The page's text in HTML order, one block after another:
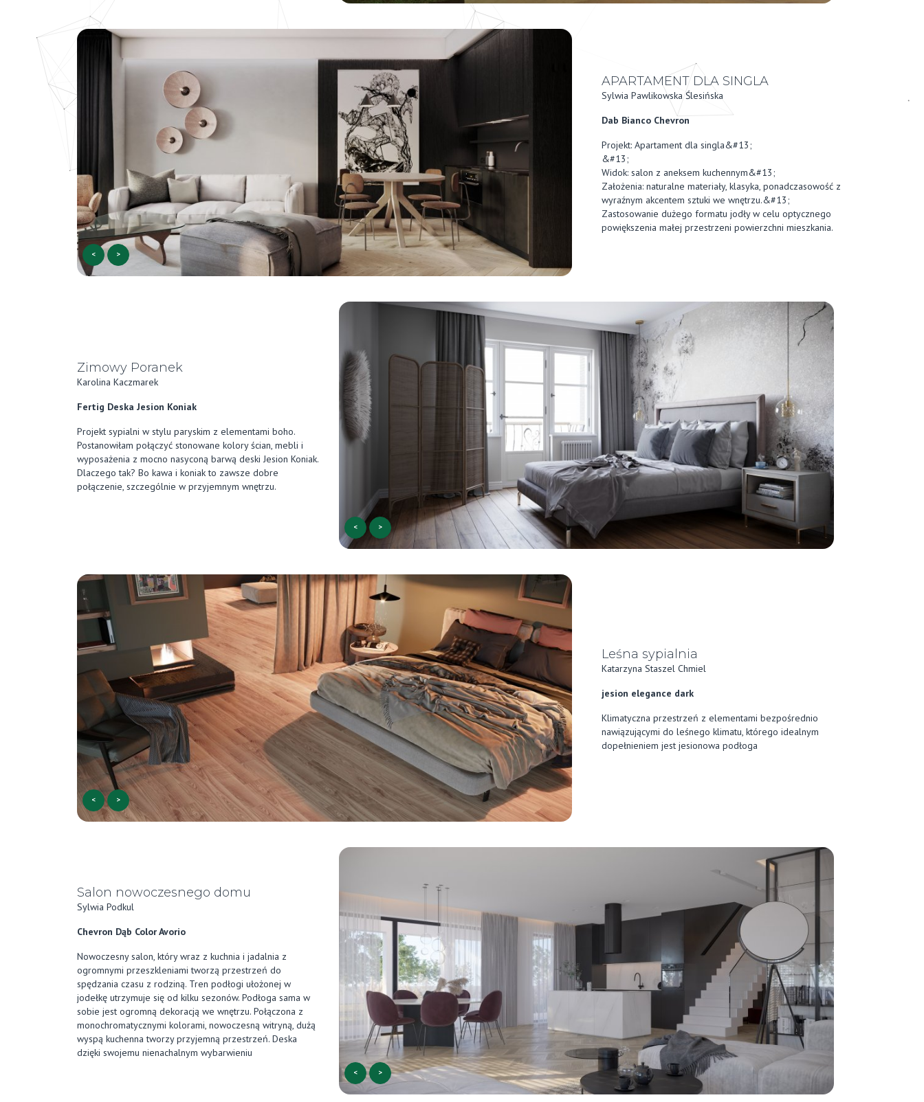
< >
APARTAMENT DLA SINGLA
Sylwia Pawlikowska Ślesińska
Dab Bianco Chevron
Projekt: Apartament dla singla&#13;
&#13;
Widok: salon z aneksem kuchennym&#13;
Założenia: naturalne materiały, klasyka, ponadczasowość z
wyraźnym akcentem sztuki we wnętrzu.&#13;
Zastosowanie dużego formatu jodły w celu optycznego
powiększenia małej przestrzeni powierzchni mieszkania.
Zimowy Poranek
Karolina Kaczmarek
Fertig Deska Jesion Koniak
Projekt sypialni w stylu paryskim z elementami boho.
Postanowiłam połączyć stonowane kolory ścian, mebli i
wyposażenia z mocno nasyconą barwą deski Jesion Koniak.
Dlaczego tak? Bo kawa i koniak to zawsze dobre
połączenie, szczególnie w przyjemnym wnętrzu.
< >
< >
Leśna sypialnia
Katarzyna Staszel Chmiel
jesion elegance dark
Klimatyczna przestrzeń z elementami bezpośrednio
nawiązującymi do leśnego klimatu, którego idealnym
dopełnieniem jest jesionowa podłoga
Salon nowoczesnego domu
Sylwia Podkul
Chevron Dąb Color Avorio
Nowoczesny salon, który wraz z kuchnia i jadalnia z
ogromnymi przeszkleniami tworzą przestrzeń do
spędzania czasu z rodziną. Tren podłogi ułożonej w
jodełkę utrzymuje się od kilku sezonów. Podłoga sama w
sobie jest ogromną dekoracją we wnętrzu. Połączona z
monochromatycznymi kolorami, nowoczesną witryną, dużą
wyspą kuchenna tworzy przyjemną przestrzeń. Deska
dzięki swojemu nienachalnym wybarwieniu
< >